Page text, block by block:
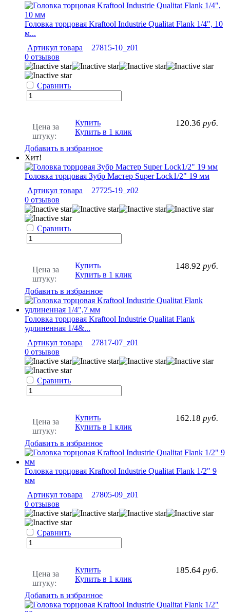
Головка торцовая Kraftool Industrie Qualitat Flank 1/4", 10
м...
Артикул товара
27815-10_z01
0 отзывов
Сравнить
Цена за
штуку:
120.36 руб.
Купить
Купить в 1 клик
Добавить в избранное
Хит!
Головка торцовая Зубр Мастер Super Lock1/2" 19 мм
Артикул товара
27725-19_z02
0 отзывов
Сравнить
Цена за
штуку:
148.92 руб.
Купить
Купить в 1 клик
Добавить в избранное
Головка торцовая Kraftool Industrie Qualitat Flank
удлиненная 1/4&...
Артикул товара
27817-07_z01
0 отзывов
Сравнить
Цена за
штуку:
162.18 руб.
Купить
Купить в 1 клик
Добавить в избранное
Головка торцовая Kraftool Industrie Qualitat Flank 1/2" 9
мм
Артикул товара
27805-09_z01
0 отзывов
Сравнить
Цена за
штуку:
185.64 руб.
Купить
Купить в 1 клик
Добавить в избранное